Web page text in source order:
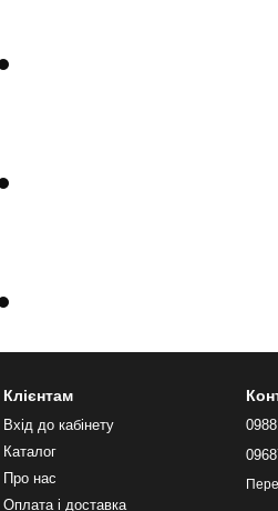
Клієнтам
Вхід до кабінету
Каталог
Про нас
Оплата і доставка